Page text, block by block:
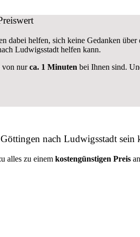
dabei helfen, sich keine Gedanken
Ludwigsstadt helfen kann.
von nurca. 1 Minuten bei Ihnen sind.
nach Ludwigsstadt sein
alles zu einem kostengünstigen Preis